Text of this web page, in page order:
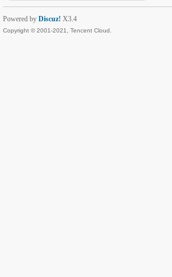
Powered by Discuz! X3.4
Copyright © 2001-2021, Tencent Cloud.